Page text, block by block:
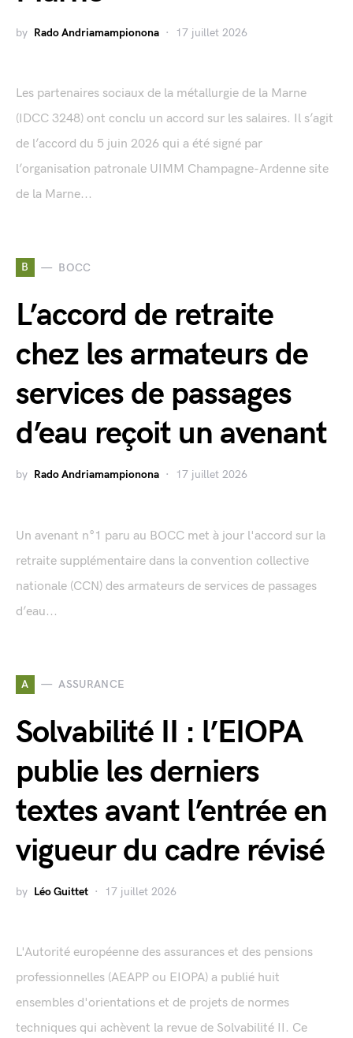
by Rado Andriamampionona 17 juillet 2026
Les partenaires sociaux de la métallurgie de la Marne
(IDCC 3248) ont conclu un accord sur les salaires. Il s’agit
de l’accord du 5 juin 2026 qui a été signé par
l’organisation patronale UIMM Champagne-Ardenne site
de la Marne...
B BOCC
L’accord de retraite
chez les armateurs de
services de passages
d’eau reçoit un avenant
by Rado Andriamampionona 17 juillet 2026
Un avenant n°1 paru au BOCC met à jour l'accord sur la
retraite supplémentaire dans la convention collective
nationale (CCN) des armateurs de services de passages
d’eau...
A ASSURANCE
Solvabilité II : l’EIOPA
publie les derniers
textes avant l’entrée en
vigueur du cadre révisé
by Léo Guittet 17 juillet 2026
L'Autorité européenne des assurances et des pensions
professionnelles (AEAPP ou EIOPA) a publié huit
ensembles d'orientations et de projets de normes
techniques qui achèvent la revue de Solvabilité II. Ce